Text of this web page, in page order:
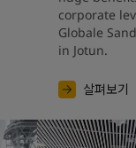
corporate
Globale
in Jotun.
살펴보기